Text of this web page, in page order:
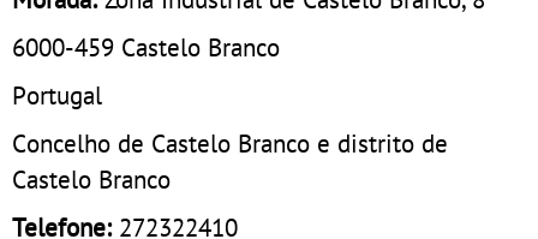
6000-459 Castelo Branco
Portugal
Concelho de Castelo Branco e distrito de
Castelo Branco
Telefone: 272322410